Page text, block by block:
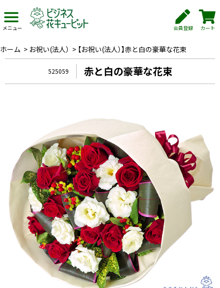
メニュー 会員登録 カート
ホーム > お祝い(法人） > 【お祝い(法人）】赤と白の豪華な花束
525059 赤と白の豪華な花束